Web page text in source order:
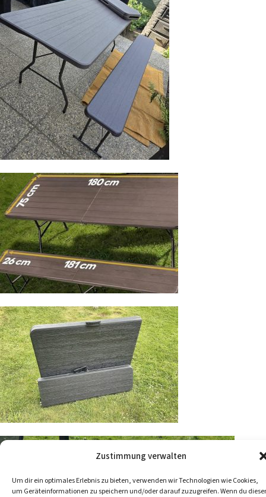
Zustimmung verwalten
Um dir ein optimales Erlebnis zu bieten, verwenden wir Technologien wie Cookies,
um Geräteinformationen zu speichern und/oder darauf zuzugreifen. Wenn du